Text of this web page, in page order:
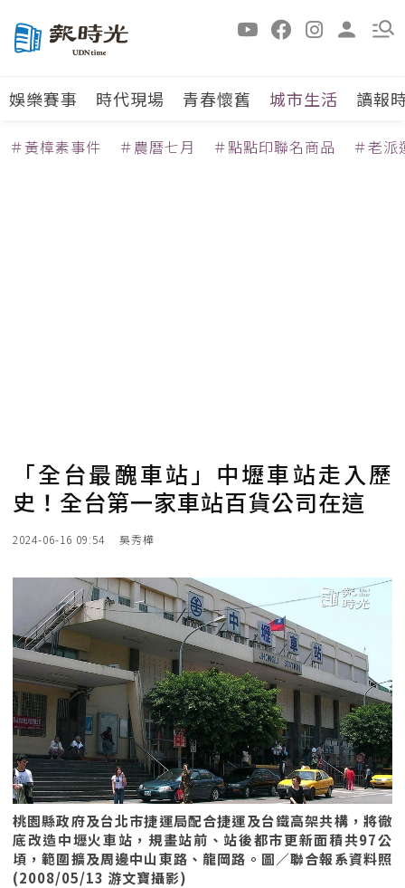
娛樂賽事 時代現場 青春懷舊 城市生活 讀報
＃黃樟素事件 ＃農曆七月 ＃點點印聯名商品 ＃老派
「全台最醜車站」中壢車站走入歷
史！全台第一家車站百貨公司在這
2024-06-16 09:54 吳秀樺
桃園縣政府及台北市捷運局配合捷運及台鐵高架共構，將徹
底改造中壢火車站，規畫站前、站後都市更新面積共97公
頃，範圍擴及周邊中山東路、龍岡路。圖／聯合報系資料照
(2008/05/13 游文寶攝影)